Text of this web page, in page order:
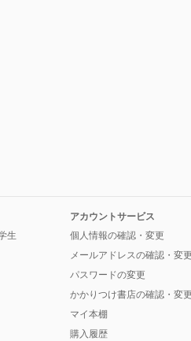
生
アカウントサービス
個人情報の確認・変更
メールアドレスの確認・変更
パスワードの変更
かかりつけ書店の確認・変更
マイ本棚
購入履歴